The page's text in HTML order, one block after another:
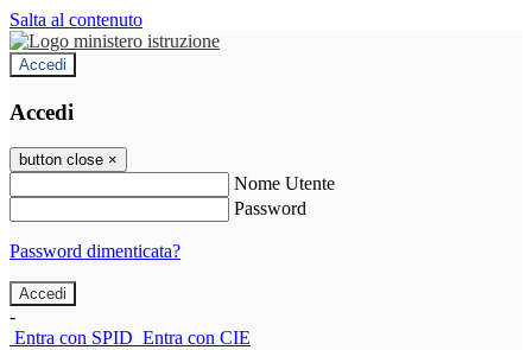
Salta al contenuto
Accedi
Accedi
button close ×
Nome Utente
Password
Password dimenticata?
-
Entra con SPID Entra con CIE